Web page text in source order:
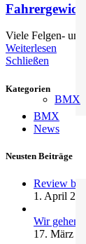
BMX
Viele Felgen-
Weiterlesen
Schließen
Kategorien
BMX
News
Neusten Beiträge
Review by
1. April 2026
Wir gehen
17. März